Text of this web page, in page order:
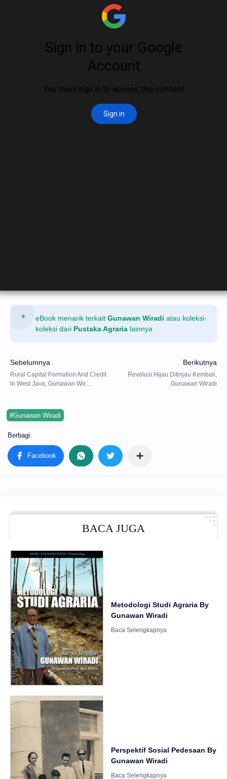
eBook menarik terkait Gunawan Wiradi atau koleksi-
koleksi dari Pustaka Agraria lainnya
#Gunawan Wiradi
BACA JUGA
Metodologi Studi Agraria By
Gunawan Wiradi
Perspektif Sosial Pedesaan By
Gunawan Wiradi